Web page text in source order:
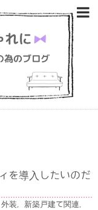
を導入したいのだ
外装, 新築戸建て関連,